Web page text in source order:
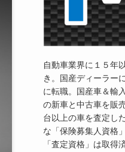
自動車業界に１５年
き。国産ディーラー
に転職。国産車＆輸
の新車と中古車を販
台以上の車を査定し
な「保険募集人資格
「査定資格」は取得